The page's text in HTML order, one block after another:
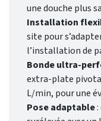
une douche plus
Installation
site pour
l’installation de
Bonde ultra-
extra-plate
L/min, pour une
Pose adaptable